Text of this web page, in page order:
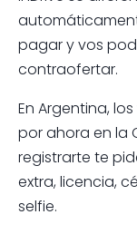
pagar y vos
contraofertar.
En Argentina,
por ahora en la
registrarte te
extra, licencia,
selfie.